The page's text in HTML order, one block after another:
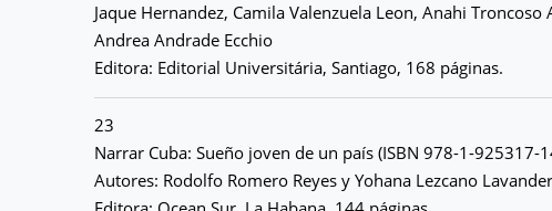
Jaque Hernandez, Camila Valenzuela Leon, Anahi
Andrea Andrade Ecchio
Editora: Editorial Universitária, Santiago, 168 páginas.
23
Narrar Cuba: Sueño joven de un país (ISBN 978-1-925317-
Autores: Rodolfo Romero Reyes y Yohana Lezcano